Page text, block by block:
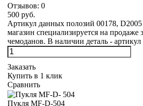
Отзывов: 0
500 руб.
Артикул данных полозий 00178,
магазин специализируется на продаже
чемоданов. В наличии деталь - артикул
Заказать
Купить в 1 клик
Сравнить
Пукля MF-D-504